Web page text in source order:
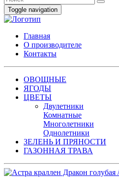
Toggle navigation
Главная
О производителе
Контакты
ОВОЩНЫЕ
ЯГОДЫ
ЦВЕТЫ
Двулетники
Комнатные
Многолетники
Однолетники
ЗЕЛЕНЬ И ПРЯНОСТИ
ГАЗОННАЯ ТРАВА